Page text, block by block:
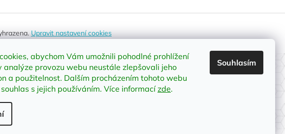
abychom Vám umožnili pohodlné prohlížení
analýze provozu webu neustále zlepšovali jeho
a použitelnost. Dalším procházením tohoto webu
s jejich používáním. Více informacízde.
Souhlasím
Upravit nastavení cookies